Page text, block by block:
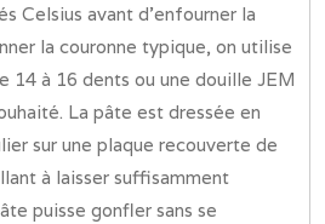
Celsius avant d’enfourner la
la couronne typique, on utilise
14 à 16 dents ou une douille JEM
La pâte est dressée en
sur une plaque recouverte de
à laisser suffisamment
puisse gonfler sans se